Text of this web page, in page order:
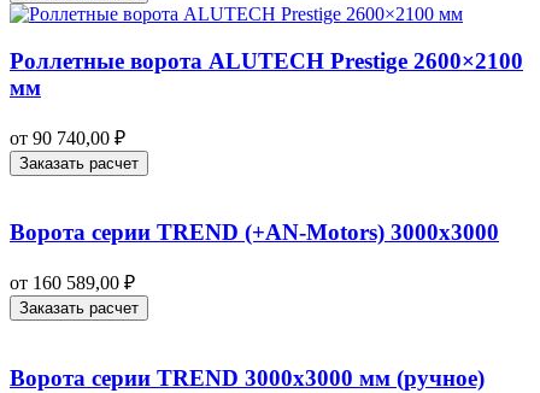
Роллетные ворота ALUTECH Prestige 2600×2100
мм
от 90 740,00 ₽
Заказать расчет
Ворота серии TREND (+AN‑Motors) 3000х3000
от 160 589,00 ₽
Заказать расчет
Ворота серии TREND 3000х3000 мм (ручное)